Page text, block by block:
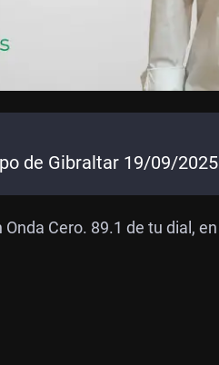
de Gibraltar 19/09/2025
Cero. 89.1 de tu dial,